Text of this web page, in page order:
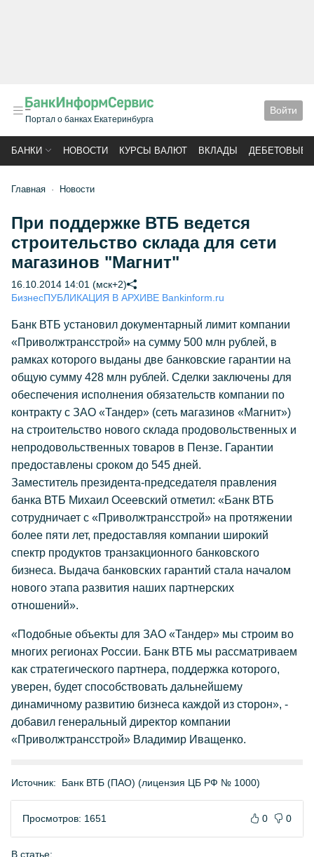
Портал о банках Екатеринбурга
Войти
БАНКИ НОВОСТИ КУРСЫ ВАЛЮТ ВКЛАДЫ ДЕБЕТОВЫЕ
Главная Новости
При поддержке ВТБ ведется
строительство склада для сети
магазинов "Магнит"
16.10.2014 14:01 (мск+2)
БизнесПУБЛИКАЦИЯ В АРХИВЕ Bankinform.ru
Банк ВТБ установил документарный лимит компании
«Приволжтрансстрой» на сумму 500 млн рублей, в
рамках которого выданы две банковские гарантии на
общую сумму 428 млн рублей. Сделки заключены для
обеспечения исполнения обязательств компании по
контракту с ЗАО «Тандер» (сеть магазинов «Магнит»)
на строительство нового склада продовольственных и
непродовольственных товаров в Пензе. Гарантии
предоставлены сроком до 545 дней.
Заместитель президента-председателя правления
банка ВТБ Михаил Осеевский отметил: «Банк ВТБ
сотрудничает с «Приволжтрансстрой» на протяжении
более пяти лет, предоставляя компании широкий
спектр продуктов транзакционного банковского
бизнеса. Выдача банковских гарантий стала началом
нового этапа развития наших партнерских
отношений».
«Подобные объекты для ЗАО «Тандер» мы строим во
многих регионах России. Банк ВТБ мы рассматриваем
как стратегического партнера, поддержка которого,
уверен, будет способствовать дальнейшему
динамичному развитию бизнеса каждой из сторон», -
добавил генеральный директор компании
«Приволжтрансстрой» Владимир Иващенко.
Источник: Банк ВТБ (ПАО) (лицензия ЦБ РФ № 1000)
Просмотров: 1651 0 0
В статье: